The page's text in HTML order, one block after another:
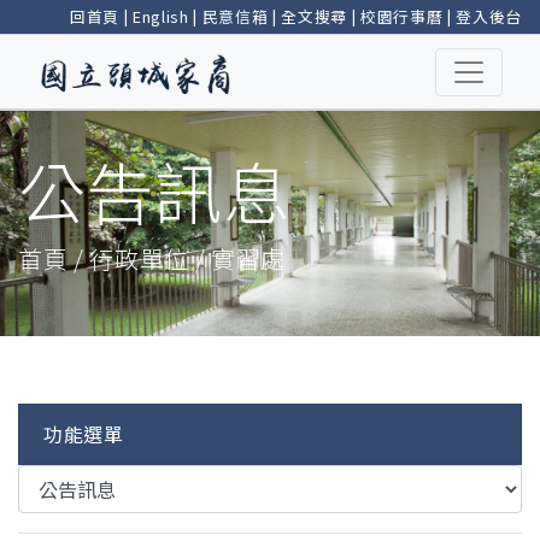
回首頁 | English | 民意信箱 |全文搜尋 | 校園行事曆 |登入後台
公告訊息
首頁 / 行政單位 / 實習處
功能選單